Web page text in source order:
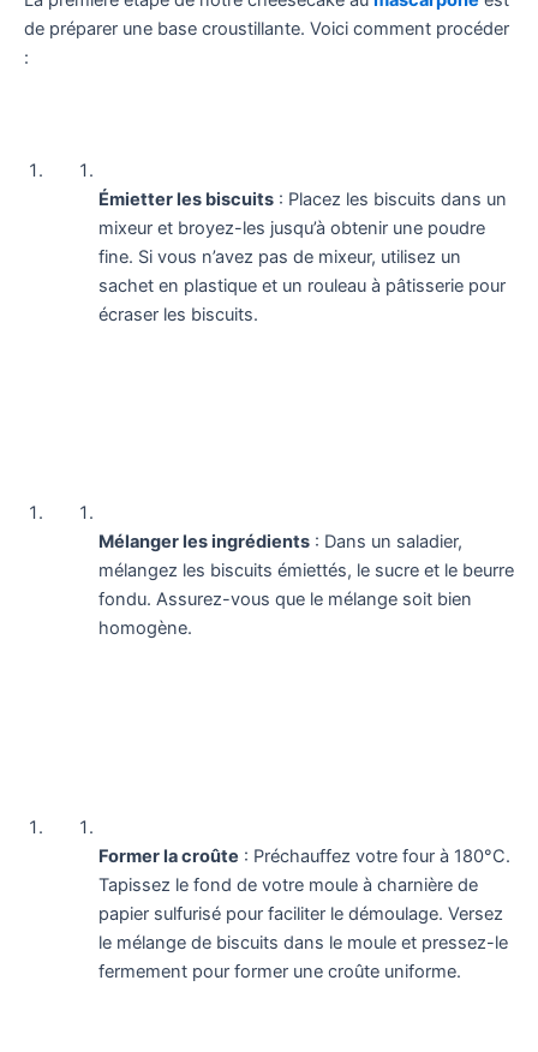
de préparer une base croustillante. Voici comment procéder
:
Émietter les biscuits: Placez les biscuits dans un
mixeur et broyez-les jusqu’à obtenir une poudre
fine. Si vous n’avez pas de mixeur, utilisez un
sachet en plastique et un rouleau à pâtisserie pour
écraser les biscuits.
Mélanger les ingrédients: Dans un saladier,
mélangez les biscuits émiettés, le sucre et le beurre
fondu. Assurez-vous que le mélange soit bien
homogène.
Former la croûte : Préchauffez votre four à 180°C.
Tapissez le fond de votre moule à charnière de
papier sulfurisé pour faciliter le démoulage. Versez
le mélange de biscuits dans le moule et pressez-le
fermement pour former une croûte uniforme.